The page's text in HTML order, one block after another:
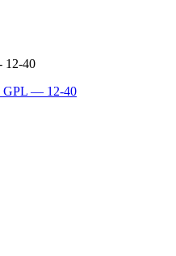
12-40
GPL — 12-40